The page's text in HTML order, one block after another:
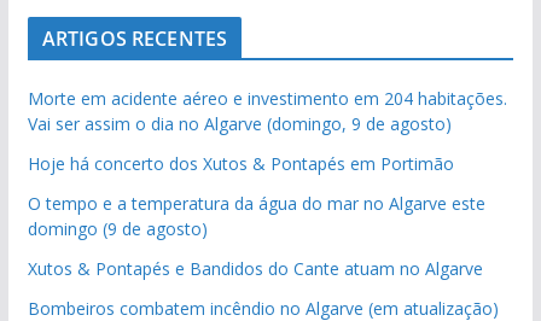
ARTIGOS RECENTES
Morte em acidente aéreo e investimento em 204 habitações.
Vai ser assim o dia no Algarve (domingo, 9 de agosto)
Hoje há concerto dos Xutos & Pontapés em Portimão
O tempo e a temperatura da água do mar no Algarve este
domingo (9 de agosto)
Xutos & Pontapés e Bandidos do Cante atuam no Algarve
Bombeiros combatem incêndio no Algarve (em atualização)